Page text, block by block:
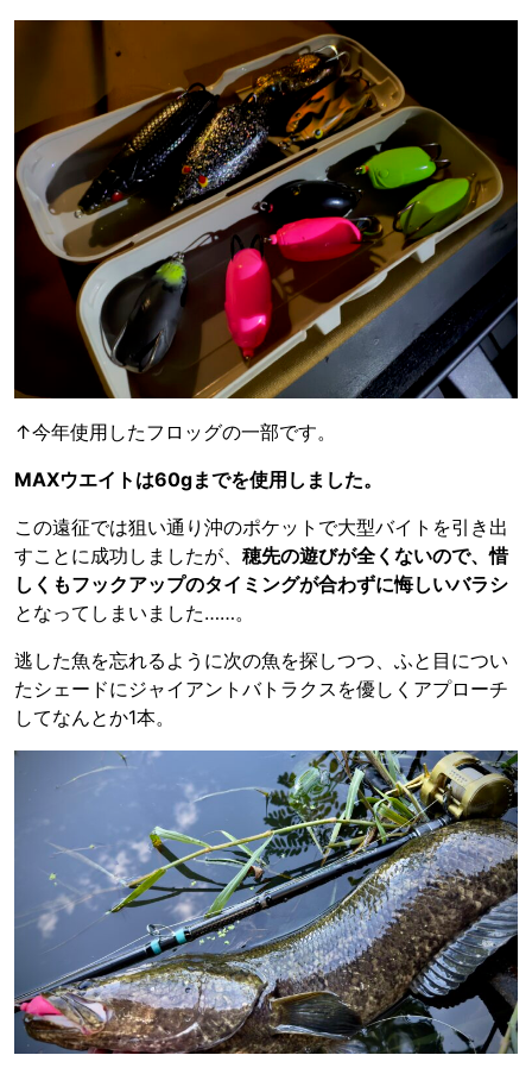
↑今年使用したフロッグの一部です。
MAXウエイトは60gまでを使用しました。
この遠征では狙い通り沖のポケットで大型バイトを引き出
すことに成功しましたが、 穂先の遊びが全くないので、惜
しくもフックアップのタイミングが合わずに悔しいバラシ
となってしまいました……。
逃した魚を忘れるように次の魚を探しつつ、ふと目につい
たシェードにジャイアントバトラクスを優しくアプローチ
してなんとか1本。